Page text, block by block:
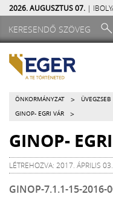
2026. AUGUSZTUS 07. |
ÖNKORMÁNYZAT > ÜVEGZSEB
GINOP- EGRI VÁR >
GINOP-
LÉTREHOZVA: 2017. ÁPRILIS
GINOP-7.1.1-15-2016-